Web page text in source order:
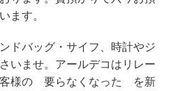
ます。
ドバッグ・サイフ、時計やジ
いませ。アールデコはリレー
客様の 要らなくなった を新